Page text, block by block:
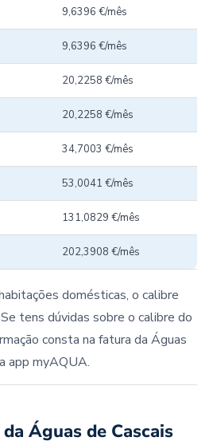
9,6396 €/mês
9,6396 €/mês
20,2258 €/mês
20,2258 €/mês
34,7003 €/mês
53,0041 €/mês
131,0829 €/mês
202,3908 €/mês
domésticas, o calibre
tens dúvidas sobre o calibre do
consta na fatura da Águas
app myAQUA.
Águas de Cascais